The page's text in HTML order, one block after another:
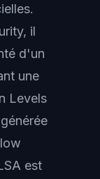
il
d'un
une
Levels
est